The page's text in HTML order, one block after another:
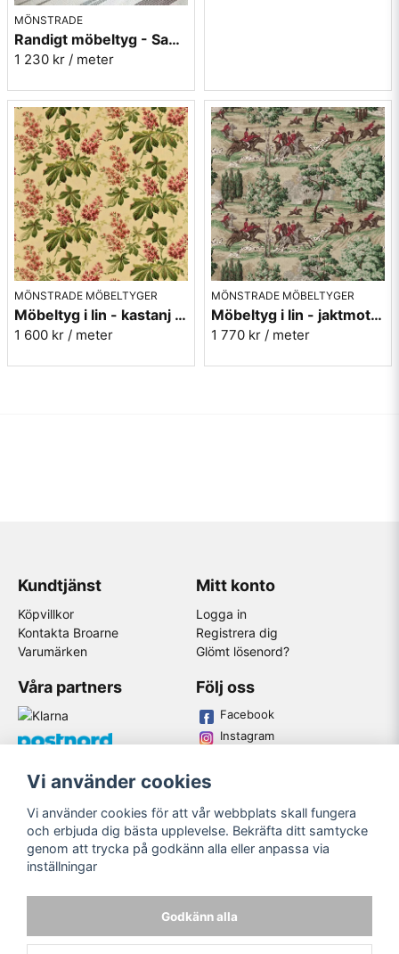
MÖNSTRADE
Randigt möbeltyg - Sanderson Dobby Stripe Mineral
1 230 kr / meter
MÖNSTRADE MÖBELTYGER
Möbeltyg i lin - kastanj - Pavia - ruby/emerald
1 600 kr / meter
MÖNSTRADE MÖBELTYGER
Möbeltyg i lin - jaktmotiv - Tally ho - evergreen/crimson
1 770 kr / meter
Kundtjänst
Köpvillkor
Kontakta Broarne
Varumärken
Mitt konto
Logga in
Registrera dig
Glömt lösenord?
Våra partners Följ oss
Facebook
Instagram
© Copyright
Vi använder cookies
Vi använder cookies för att vår webbplats skall fungera
och erbjuda dig bästa upplevelse. Bekräfta ditt samtycke
genom att trycka på godkänn alla eller anpassa via
inställningar
Godkänn alla